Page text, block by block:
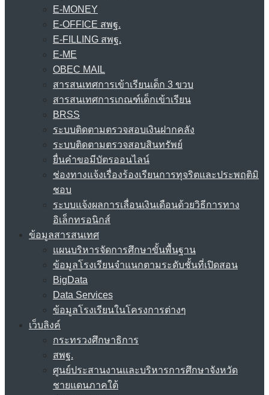
E-MONEY
E-OFFICE สพฐ.
E-FILLING สพฐ.
E-ME
OBEC MAIL
สารสนเทศการเข้าเรียนเด็ก 3 ขวบ
สารสนเทศการเกณฑ์เด็กเข้าเรียน
BRSS
ระบบติดตามตรวจสอบเงินฝากคลัง
ระบบติดตามตรวจสอบสินทรัพย์
ยื่นคำขอมีบัตรออนไลน์
ช่องทางแจ้งเรื่องร้องเรียนการทุจริตและประพฤติมิ
ชอบ
ระบบแจ้งผลการเลื่อนเงินเดือนด้วยวิธีการทาง
อิเล็กทรอนิกส์
ข้อมูลสารสนเทศ
แผนบริหารจัดการศึกษาขั้นพื้นฐาน
ข้อมูลโรงเรียนจำแนกตามระดับชั้นที่เปิดสอน
BigData
Data Services
ข้อมูลโรงเรียนในโครงการต่างๆ
เว็บลิงค์
กระทรวงศึกษาธิการ
สพฐ.
ศูนย์ประสานงานและบริหารการศึกษาจังหวัด
ชายแดนภาคใต้